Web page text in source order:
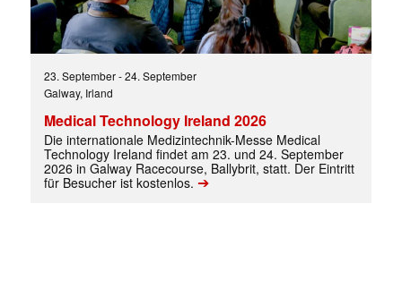
23. September-24. September
Galway, Irland
Medical Technology Ireland 2026
Die internationale Medizintechnik-Messe Medical
Technology Ireland findet am 23. und 24. September
2026 in Galway Racecourse, Ballybrit, statt. Der Eintritt
für Besucher ist kostenlos. ➔